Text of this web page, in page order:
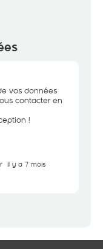
vos données
contacter en
!
il y a 7 mois